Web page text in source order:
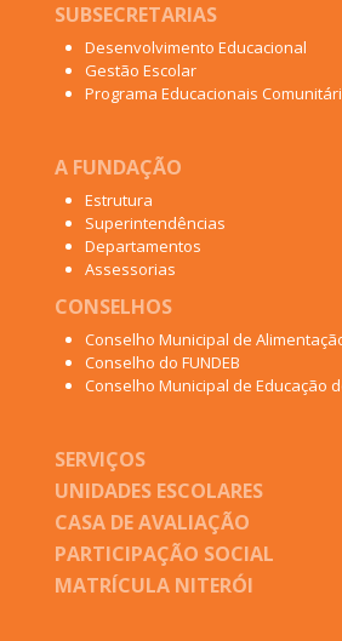
SUBSECRETARIAS
Desenvolvimento Educacional
Gestão Escolar
Programa Educacionais
A FUNDAÇÃO
Estrutura
Superintendências
Departamentos
Assessorias
CONSELHOS
Conselho Municipal de
Conselho do FUNDEB
Conselho Municipal de Educação
SERVIÇOS
UNIDADES ESCOLARES
CASA DE AVALIAÇÃO
PARTICIPAÇÃO SOCIAL
MATRÍCULA NITERÓI